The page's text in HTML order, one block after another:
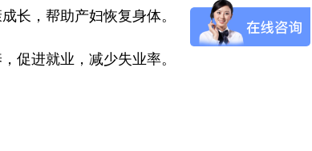
长，帮助产妇恢复身体。
促进就业，减少失业率。